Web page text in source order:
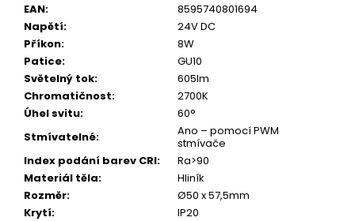
EAN:
8595740801694
Napětí:
24V DC
Příkon:
8W
Patice:
GU10
Světelný tok:
605lm
Chromatičnost:
2700K
Úhel svitu:
60°
Stmívatelné:
Ano – pomocí PWM
stmívače
Index podání barev CRI:
Ra>90
Materiál těla:
Hliník
Rozměr:
Ø50 x 57,5mm
Krytí:
IP20